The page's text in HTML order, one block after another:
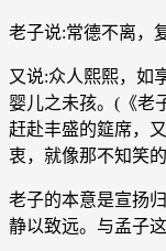
老子说:常德不离，
又说:众人熙熙，如
婴儿之未孩。(《老
赶赴丰盛的筵席，
衷，就像那不知笑的
老子的本意是宣扬
静以致远。与孟子